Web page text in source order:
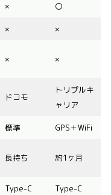
× 〇
× ×
× ×
ドコモ
トリプルキ
ャリア
標準 GPS＋WiFi
長持ち 約1ヶ月
Type-C Type-C